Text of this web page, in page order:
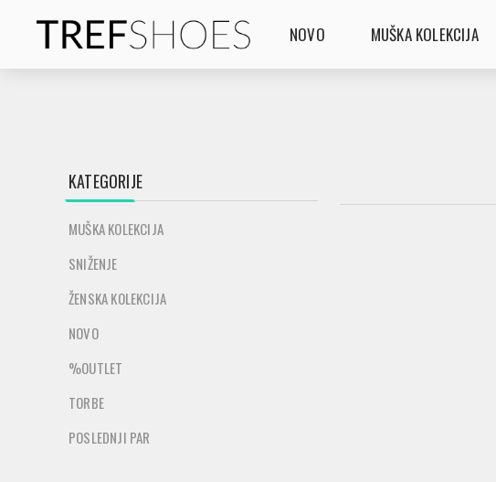
NOVO MUŠKA KOLEKCIJA
KATEGORIJE
MUŠKA KOLEKCIJA
SNIŽENJE
ŽENSKA KOLEKCIJA
NOVO
%OUTLET
TORBE
POSLEDNJI PAR